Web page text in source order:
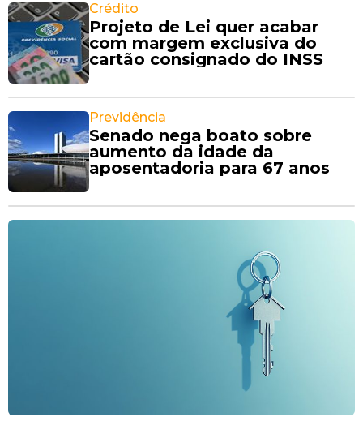
Crédito
Projeto de Lei quer acabar
com margem exclusiva do
cartão consignado do INSS
Previdência
Senado nega boato sobre
aumento da idade da
aposentadoria para 67 anos